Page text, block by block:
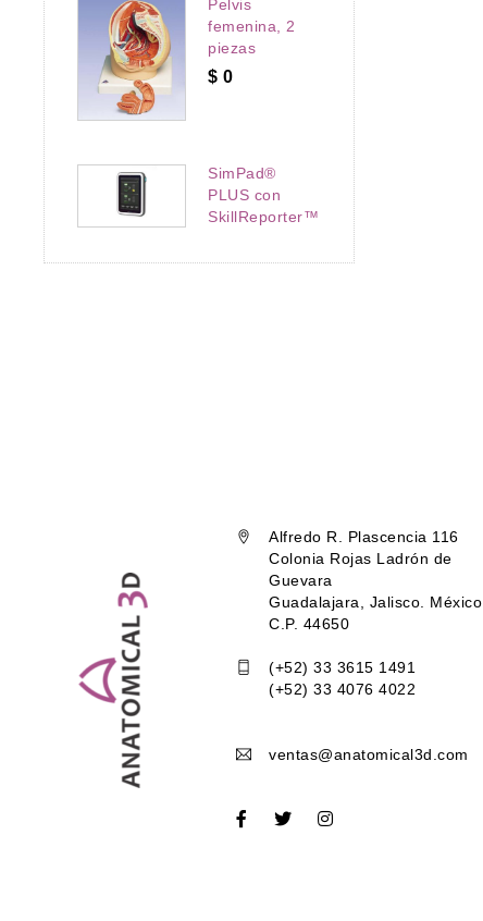
Pelvis
femenina, 2
piezas
$ 0
SimPad®
PLUS con
SkillReporter™
Alfredo R. Plascencia 116
Colonia Rojas Ladrón de
Guevara
Guadalajara, Jalisco. México
C.P. 44650
(+52) 33 3615 1491
(+52) 33 4076 4022
ventas@anatomical3d.com